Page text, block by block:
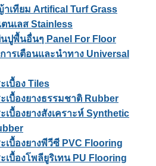
เทียม Artifical Turf Grass
นเลส Stainless
ปูพื้นอื่นๆ Panel For Floor
ารเตือนและนําทาง Universal
เบื้อง Tiles
เบื้องยางธรรมชาติ Rubber
เบื้องยางสังเคราะห์ Synthetic
เบื้องยางพีวีซี PVC Flooring
เบื้องโพลียูริเทน PU Flooring